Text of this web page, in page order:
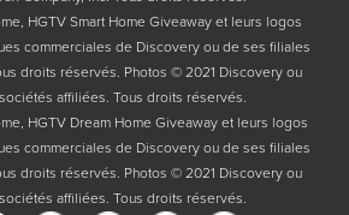
HGTV Smart Home Giveaway et leurs logos
commerciales de Discovery ou de ses filiales
droits réservés. Photos © 2021 Discovery ou
affiliées. Tous droits réservés.
HGTV Dream Home Giveaway et leurs logos
commerciales de Discovery ou de ses filiales
droits réservés. Photos © 2021 Discovery ou
affiliées. Tous droits réservés.